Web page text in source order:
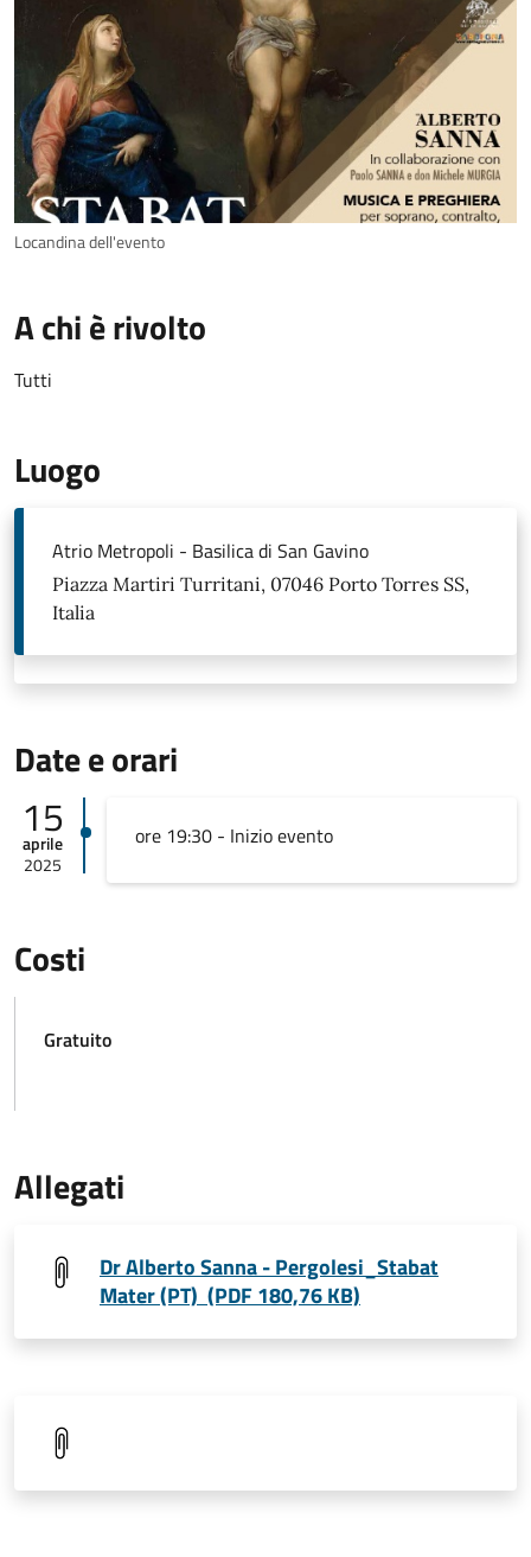
Locandina dell'evento
A chi è rivolto
Tutti
Luogo
Atrio Metropoli - Basilica di San Gavino
Piazza Martiri Turritani, 07046 Porto Torres SS,
Italia
Date e orari
15
aprile
2025
ore 19:30 - Inizio evento
Costi
Gratuito
Allegati
Dr Alberto Sanna - Pergolesi_Stabat
Mater (PT) (PDF 180,76 KB)